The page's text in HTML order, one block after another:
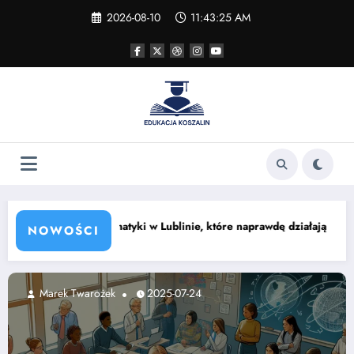
2026-08-10 11:43:26 AM
NOWOŚCI
które naprawdę działają Zajęcia z piłki nożnej w
2025-07-24 Marek